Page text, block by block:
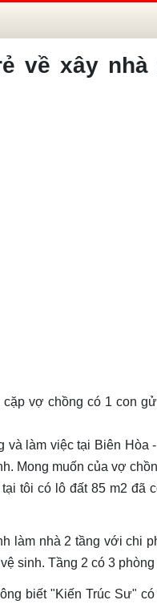
về xây
vợ chồng có 1 con
làm việc tại Biên Hòa
Mong muốn của vợ
tôi có lô đất 85 m2 đã
làm nhà 2 tầng với chi
sinh. Tầng 2 có 3
biết "Kiến Trúc Sư"